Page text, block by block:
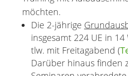
möchten.
Die 2-jährige
insgesamt 224 UE in
tlw. mit Freitagabend (
Darüber hinaus finden